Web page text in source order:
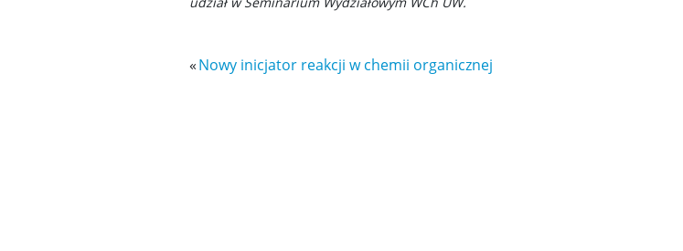
«Nowy inicjator reakcji w chemii organicznej